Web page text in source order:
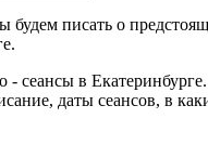
будем писать о
сеансы в
даты сеансов, в